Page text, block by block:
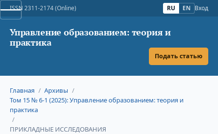
ISSN 2311-2174 (Online) RU EN Вход
Управление образованием: теория и
практика
Подать статью
Главная / Архивы /
Том 15 № 6-1 (2025): Управление образованием: теория и
практика
/
ПРИКЛАДНЫЕ ИССЛЕДОВАНИЯ